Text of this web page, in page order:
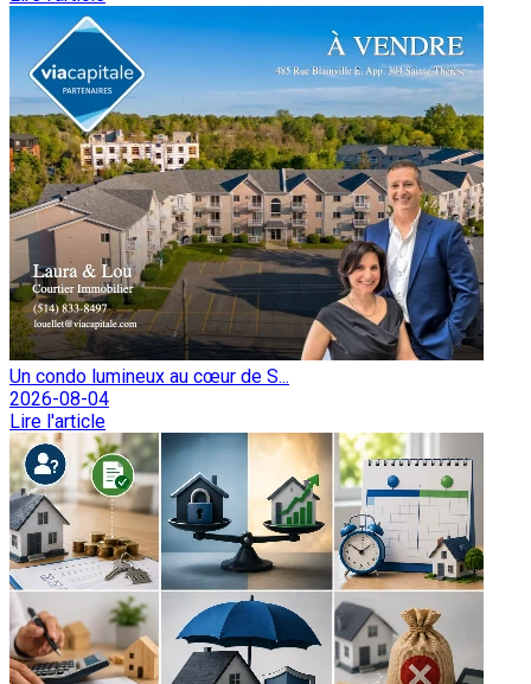
Un condo lumineux au cœur de S...
2026-08-04
Lire l'article